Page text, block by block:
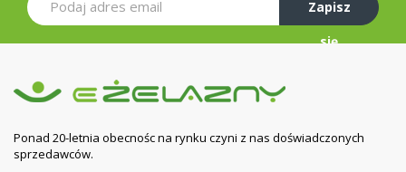
Producent
Sarsil Klinkier
Pojemnośc opakowania
1L
Zapisz
się
Ponad 20-letnia obecnośc na rynku czyni z nas doświadczonych
sprzedawców.